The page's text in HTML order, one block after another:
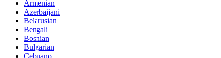
Armenian
Azerbaijani
Belarusian
Bengali
Bosnian
Bulgarian
Cebuano